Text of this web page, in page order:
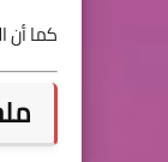
كما أن